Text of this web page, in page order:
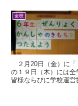
全校
２月20日（金）に「
の１９日（木）には
皆様ならびに学校運営